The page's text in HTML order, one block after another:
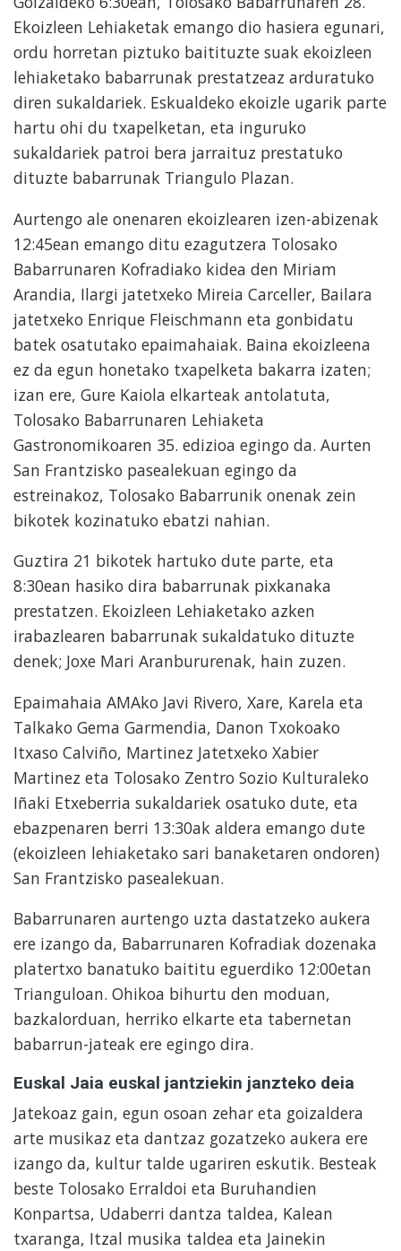
Ekoizleen Lehiaketak emango dio hasiera egunari,
ordu horretan piztuko baitituzte suak ekoizleen
lehiaketako babarrunak prestatzeaz arduratuko
diren sukaldariek. Eskualdeko ekoizle ugarik parte
hartu ohi du txapelketan, eta inguruko
sukaldariek patroi bera jarraituz prestatuko
dituzte babarrunak Triangulo Plazan.
Aurtengo ale onenaren ekoizlearen izen-abizenak
12:45ean emango ditu ezagutzera Tolosako
Babarrunaren Kofradiako kidea den Miriam
Arandia, Ilargi jatetxeko Mireia Carceller, Bailara
jatetxeko Enrique Fleischmann eta gonbidatu
batek osatutako epaimahaiak. Baina ekoizleena
ez da egun honetako txapelketa bakarra izaten;
izan ere, Gure Kaiola elkarteak antolatuta,
Tolosako Babarrunaren Lehiaketa
Gastronomikoaren 35. edizioa egingo da. Aurten
San Frantzisko pasealekuan egingo da
estreinakoz, Tolosako Babarrunik onenak zein
bikotek kozinatuko ebatzi nahian.
Guztira 21 bikotek hartuko dute parte, eta
8:30ean hasiko dira babarrunak pixkanaka
prestatzen. Ekoizleen Lehiaketako azken
irabazlearen babarrunak sukaldatuko dituzte
denek; Joxe Mari Aranbururenak, hain zuzen.
Epaimahaia AMAko Javi Rivero, Xare, Karela eta
Talkako Gema Garmendia, Danon Txokoako
Itxaso Calviño, Martinez Jatetxeko Xabier
Martinez eta Tolosako Zentro Sozio Kulturaleko
Iñaki Etxeberria sukaldariek osatuko dute, eta
ebazpenaren berri 13:30ak aldera emango dute
(ekoizleen lehiaketako sari banaketaren ondoren)
San Frantzisko pasealekuan.
Babarrunaren aurtengo uzta dastatzeko aukera
ere izango da, Babarrunaren Kofradiak dozenaka
platertxo banatuko baititu eguerdiko 12:00etan
Trianguloan. Ohikoa bihurtu den moduan,
bazkalorduan, herriko elkarte eta tabernetan
babarrun-jateak ere egingo dira.
Euskal Jaia euskal jantziekin janzteko deia
Jatekoaz gain, egun osoan zehar eta goizaldera
arte musikaz eta dantzaz gozatzeko aukera ere
izango da, kultur talde ugariren eskutik. Besteak
beste Tolosako Erraldoi eta Buruhandien
Konpartsa, Udaberri dantza taldea, Kalean
txaranga, Itzal musika taldea eta Jainekin